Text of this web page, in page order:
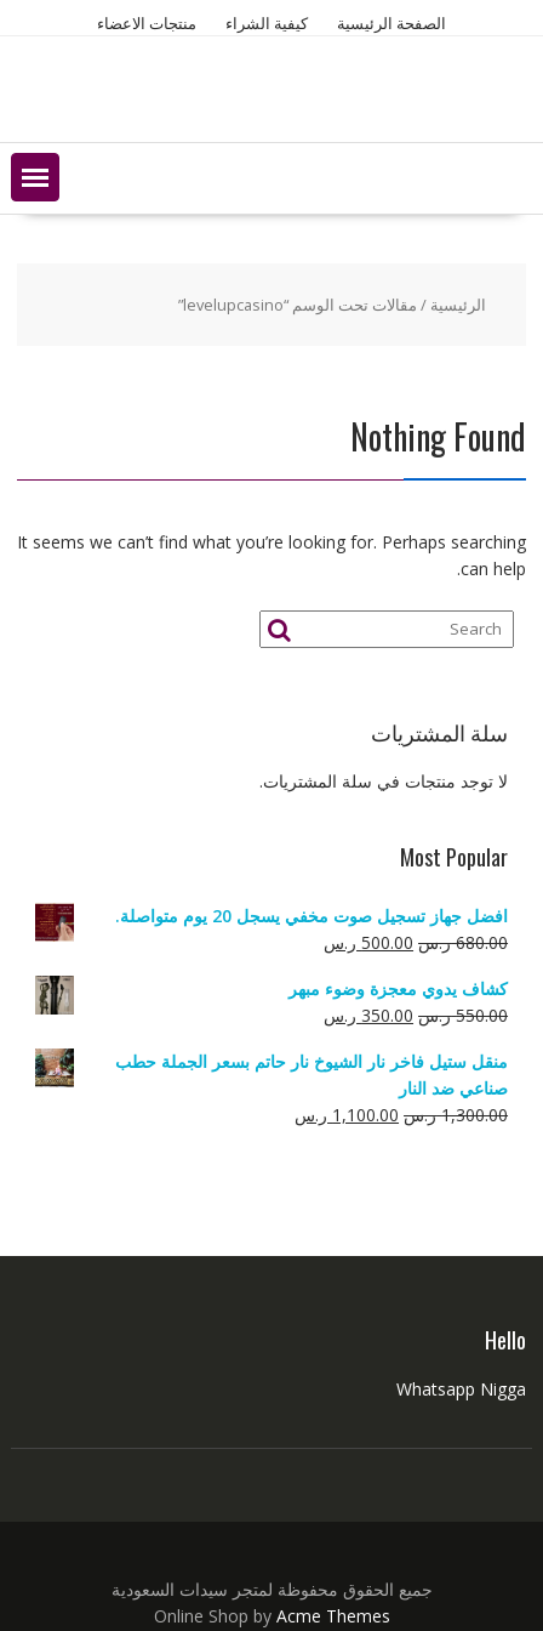
الصفحة الرئيسية كيفية الشراء منتجات الاعضاء
الرئيسية / مقالات تحت الوسم “levelupcasino”
Nothing Found
It seems we can’t find what you’re looking for. Perhaps searching
can help.
سلة المشتريات
لا توجد منتجات في سلة المشتريات.
Most Popular
افضل جهاز تسجيل صوت مخفي يسجل 20 يوم متواصلة.
680.00 ر.س السعر
هو:
680.00 ر.س.
500.00 ر.سالسعر
هو:
500.00 ر.س.
كشاف يدوي معجزة وضوء مبهر
550.00 ر.س السعر
هو:
550.00 ر.س.
350.00 ر.سالسعر
هو:
منقل ستيل فاخر نار الشيوخ نار حاتم بسعر الجملة حطب
صناعي ضد النار
1,300.00 ر.س السعر
1,100.00 ر.سالسعر
Hello
Whatsapp Nigga
جميع الحقوق محفوظة لمتجر سيدات السعودية
Online Shop by Acme Themes